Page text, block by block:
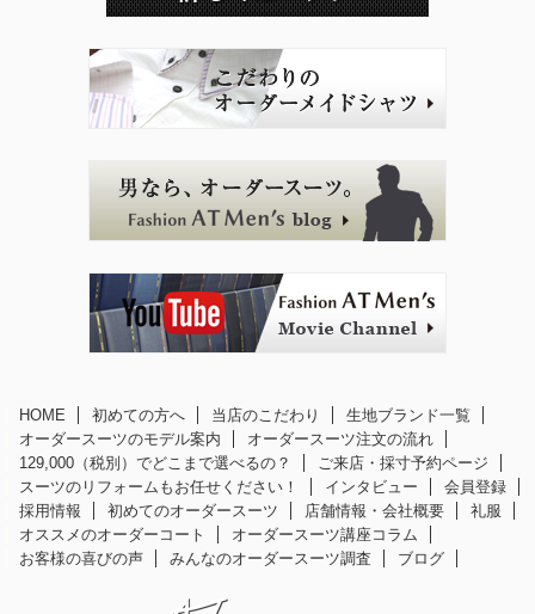
HOME 初めての方へ 当店のこだわり
生地ブランド一覧
オーダースーツのモデル案内
オーダースーツ注文の流れ
129,000（税別）でどこまで選べるの？
ご来店・採寸予約ページ
スーツのリフォームもお任せください！
インタビュー
会員登録
採用情報
初めてのオーダースーツ 店舗情報・会社概要
礼服
オススメのオーダーコート
オーダースーツ講座コラム
お客様の喜びの声
みんなのオーダースーツ調査 ブログ